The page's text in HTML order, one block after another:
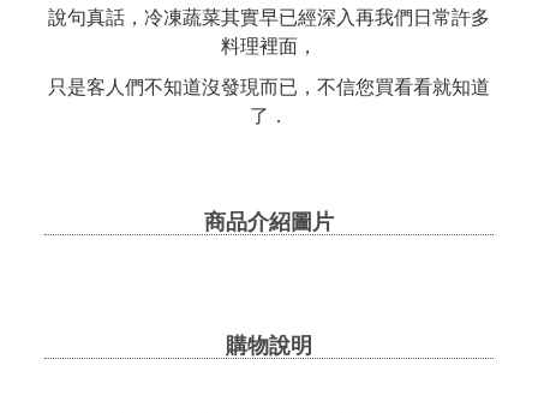
說句真話，冷凍蔬菜其實早已經深入再我們日常許多
料理裡面，
只是客人們不知道沒發現而已，不信您買看看就知道
了．
商品介紹圖片
購物說明